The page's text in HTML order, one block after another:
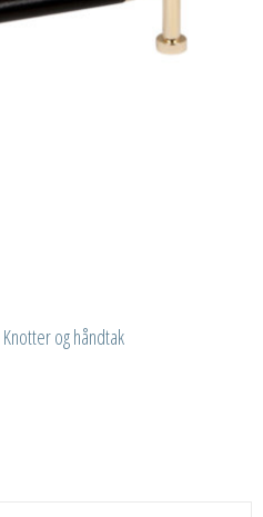
Knotter og håndtak